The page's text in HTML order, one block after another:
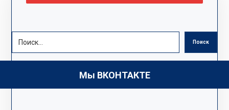
Поиск
Мы ВКОНТАКТЕ